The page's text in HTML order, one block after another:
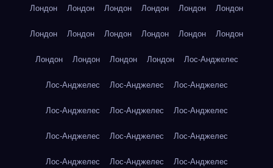
Лондон Лондон Лондон Лондон Лондон Лондон
Лондон Лондон Лондон Лондон Лондон Лондон
Лондон Лондон Лондон Лондон Лос-Анджелес
Лос-Анджелес Лос-Анджелес Лос-Анджелес
Лос-Анджелес Лос-Анджелес Лос-Анджелес
Лос-Анджелес Лос-Анджелес Лос-Анджелес
Лос-Анджелес Лос-Анджелес Лос-Анджелес